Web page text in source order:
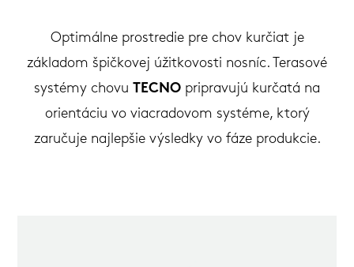
Optimálne prostredie pre chov kurčiat je
základom špičkovej úžitkovosti nosníc. Terasové
systémy chovu TECNO pripravujú kurčatá na
orientáciu vo viacradovom systéme, ktorý
zaručuje najlepšie výsledky vo fáze produkcie.